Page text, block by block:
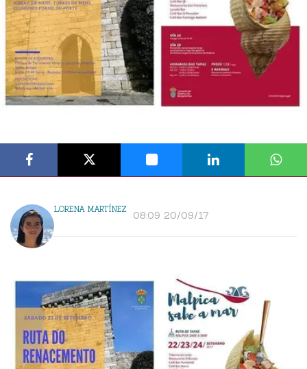
LORENA MARTÍNEZ 08:09 20/09/17